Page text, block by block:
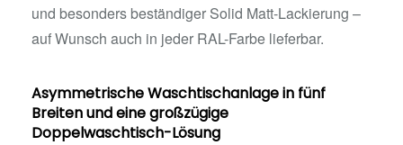
und besonders beständiger Solid Matt-Lackierung –
auf Wunsch auch in jeder RAL-Farbe lieferbar.
Asymmetrische Waschtischanlage in fünf
Breiten und eine großzügige
Doppelwaschtisch-Lösung